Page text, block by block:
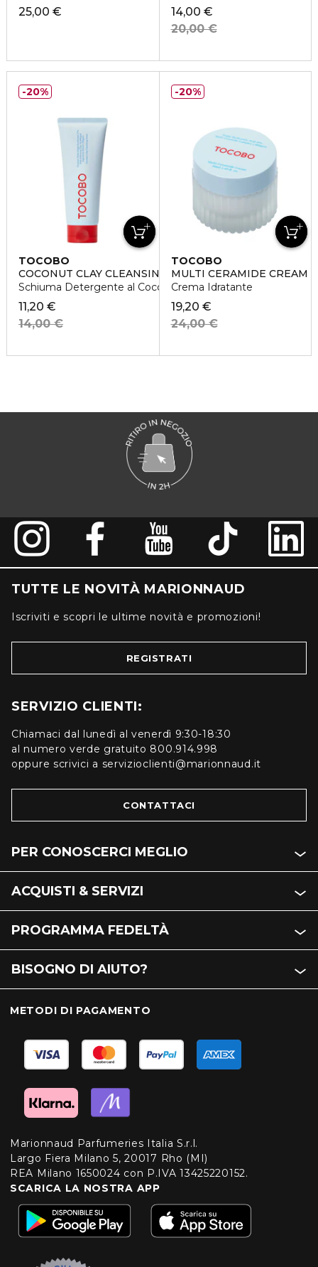
25,00 €
14,00 €
20,00 €
TOCOBO
COCONUT CLAY CLEANSING FOAM
Schiuma Detergente al Cocco
11,20 €
14,00 €
20%
TOCOBO
MULTI CERAMIDE CREAM
Crema Idratante
19,20 €
24,00 €
20%
TUTTE LE NOVITÀ MARIONNAUD
Iscriviti e scopri le ultime novità e promozioni!
REGISTRATI
SERVIZIO CLIENTI:
Chiamaci dal lunedì al venerdì 9:30-18:30
al numero verde gratuito 800.914.998
oppure scrivici a servizioclienti@marionnaud.it
CONTATTACI
PER CONOSCERCI MEGLIO
ACQUISTI & SERVIZI
PROGRAMMA FEDELTÀ
BISOGNO DI AIUTO?
METODI DI PAGAMENTO
Marionnaud Parfumeries Italia S.r.l.
Largo Fiera Milano 5, 20017 Rho (MI)
REA Milano 1650024 con P.IVA 13425220152.
SCARICA LA NOSTRA APP